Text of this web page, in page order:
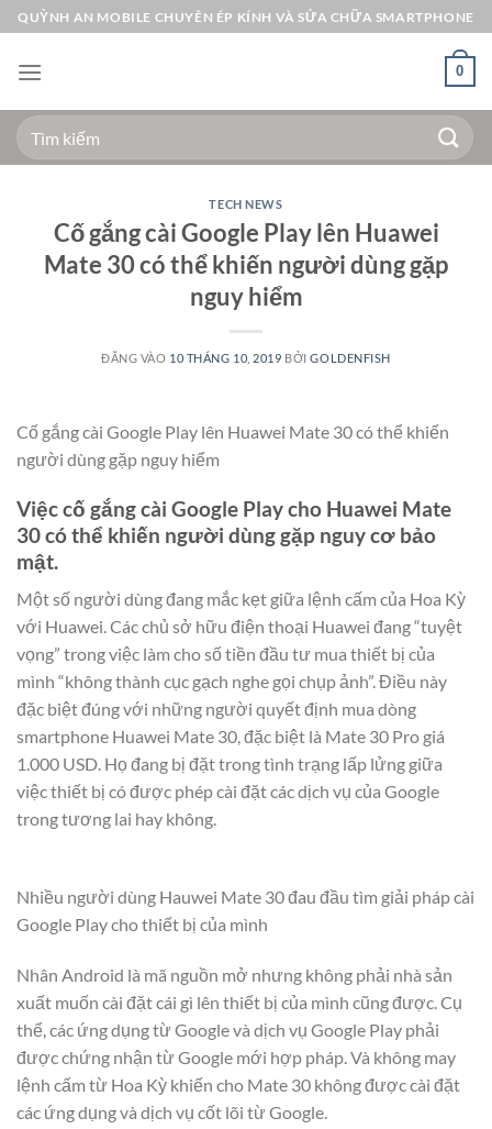
Bỏ
qua
nội
QUỲNH AN MOBILE CHUYÊN ÉP KÍNH VÀ SỬA CHỮA SMARTPHONE
0
Tìm
kiếm:
TECH NEWS
Cố gắng cài Google Play lên Huawei
Mate 30 có thể khiến người dùng gặp
nguy hiểm
ĐĂNG VÀO 10 THÁNG 10, 2019 BỞIGOLDENFISH
Cố gắng cài Google Play lên Huawei Mate 30 có thể khiến
người dùng gặp nguy hiểm
Việc cố gắng cài Google Play cho Huawei Mate
30 có thể khiến người dùng gặp nguy cơ bảo
mật.
Một số người dùng đang mắc kẹt giữa lệnh cấm của Hoa Kỳ
với Huawei. Các chủ sở hữu điện thoại Huawei đang “tuyệt
vọng” trong việc làm cho số tiền đầu tư mua thiết bị của
mình “không thành cục gạch nghe gọi chụp ảnh”. Điều này
đặc biệt đúng với những người quyết định mua dòng
smartphone Huawei Mate 30, đặc biệt là Mate 30 Pro giá
1.000 USD. Họ đang bị đặt trong tình trạng lấp lửng giữa
việc thiết bị có được phép cài đặt các dịch vụ của Google
trong tương lai hay không.
Nhiều người dùng Hauwei Mate 30 đau đầu tìm giải pháp cài
Google Play cho thiết bị của mình
Nhân Android là mã nguồn mở nhưng không phải nhà sản
xuất muốn cài đặt cái gì lên thiết bị của mình cũng được. Cụ
thể, các ứng dụng từ Google và dịch vụ Google Play phải
được chứng nhận từ Google mới hợp pháp. Và không may
lệnh cấm từ Hoa Kỳ khiến cho Mate 30 không được cài đặt
các ứng dụng và dịch vụ cốt lõi từ Google.